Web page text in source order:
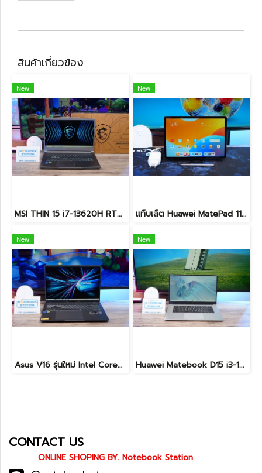
สินค้าเกี่ยวข้อง
New
MSI THIN 15 i7-13620H RTX-2050(4GB) Ram8 SSD512 จอ15.6 FHD 144Hz สเปคเกมมิ่ง คีย์บอร์ดไฟสีฟ้า ดีไซน์เรียบหรู น้ำหนักเบาไม่ถึง2kg เครื่องมีประกันศูนย์พร้อมใช้งานในราคาสุดคุ้มเพียง 18,500.-เท่านั้น
New
แท็บเล็ต Huawei MatePad 11.5 Wi-Fi (6+128) Midnight Grey มีปากกามาให้ พร้อมใช้งาน ราคาเพียง 6,490.-
New
Asus V16 รุ่นใหม่ Intel Core5-210H RTX-4050(6GB) Ram16 512GB M.2 จอ16นิ้ว WUXGA 144Hz จอสวย สเปคสูง ดีไซน์ตัวเครื่องเรียบสวยดูทันสมัย พร้แมประกันศูนย์ยาวๆถึงปี2028 ขายในราคาสุดตุ้มเพียง 25,990.-เท่านั้น
New
Huawei Matebook D15 i3-10110U Ram8 256GB M.2 จอ15.6นิ้ว FHD IPS 60hz สเปคทำงานทั่วไป หน้าจอใหญ่ ดีไซน์เครื่องบางเบา เครื่องพร้อมใช้งาน ขายถูกเพียง 6,990.-เท่านั้น
CONTACT US
ONLINE SHOPING BY. Notebook Station